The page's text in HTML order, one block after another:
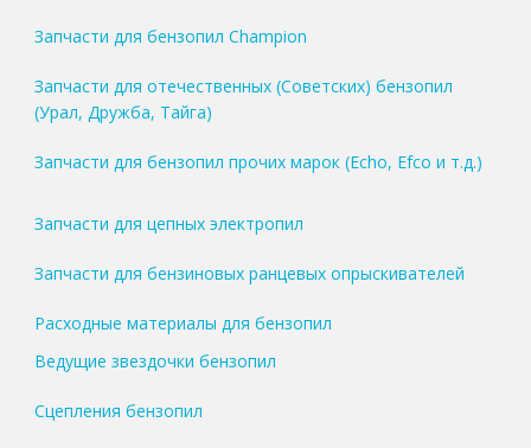
Запчасти для бензопил Champion
Запчасти для отечественных (Советских) бензопил
(Урал, Дружба, Тайга)
Запчасти для бензопил прочих марок (Echo, Efco и т.д.)
Запчасти для цепных электропил
Запчасти для бензиновых ранцевых опрыскивателей
Расходные материалы для бензопил
Ведущие звездочки бензопил
Сцепления бензопил